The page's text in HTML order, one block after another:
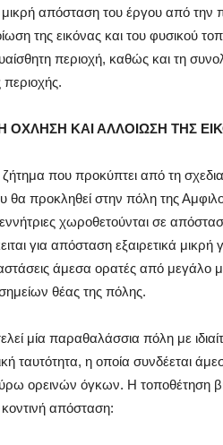
μικρή απόσταση του έργου από την
της εικόνας και του φυσικού
περιοχή, καθώς και τη
ΟΧΛΗΣΗ ΚΑΙ ΑΛΛΟΙΩΣΗ ΤΗΣ
που προκύπτει από τη
θα προκληθεί στην πόλη της
χωροθετούνται σε
για απόσταση εξαιρετικά
άμεσα ορατές από
θέας της πόλης.
μία παραθαλάσσια πόλη με
ταυτότητα, η οποία συνδέεται
ορεινών όγκων. Η τοποθέτηση
απόσταση: